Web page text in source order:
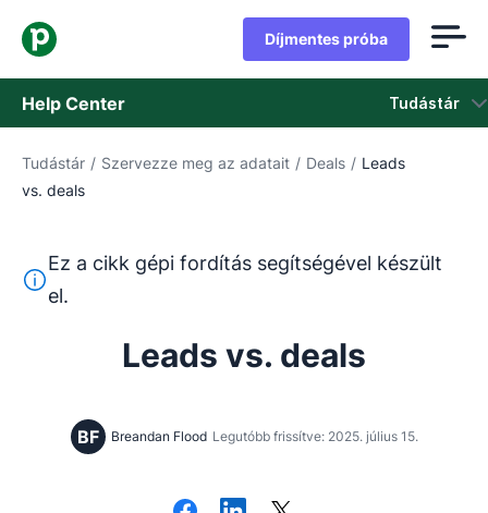
Díjmentes próba
Help Center Tudástár
Tudástár
Vegye fel a kapcsolatot az ügyfélszolgálattal
Tudástár / Szervezze meg az adatait / Deals / Leads
vs. deals
Ez a szöveg gépi fordítóeszközzel lett lefordítva
Ez a cikk gépi fordítás segítségével készült
el.
Leads vs. deals
BF Breandan Flood Legutóbb frissítve: 2025. július 15.